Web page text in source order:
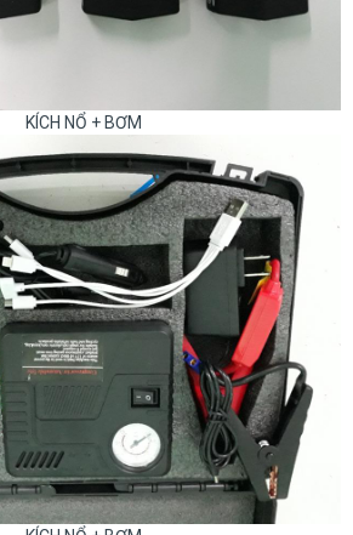
KÍCH NỔ + BƠM